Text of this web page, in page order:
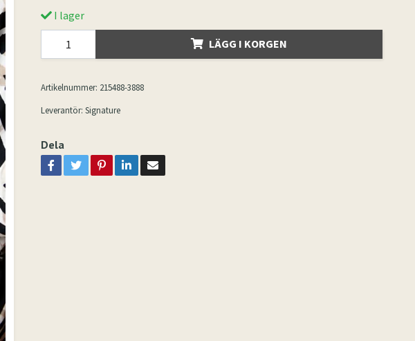
I lager
LÄGG I KORGEN
Artikelnummer: 215488-3888
Leverantör: Signature
Dela